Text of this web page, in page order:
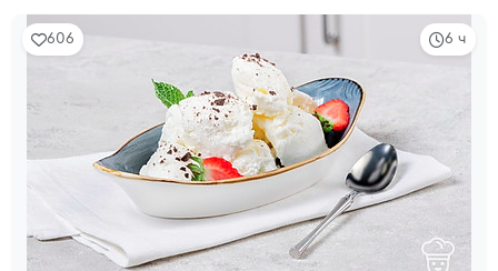
6 ч
606